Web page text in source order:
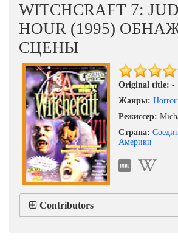
WITCHCRAFT 7:
HOUR (1995)
СЦЕНЫ
Original title: -
Жанры: Horror
Режиссер:
Страна:
Америки
Contributors